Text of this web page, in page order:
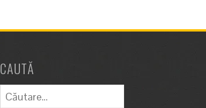
CAUTĂ
Caută